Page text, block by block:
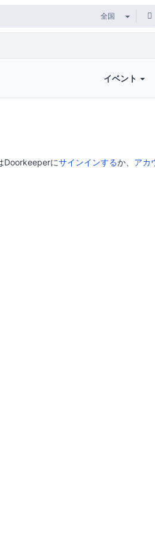
イベント
Doorkeeperにサインインするか、 アカ